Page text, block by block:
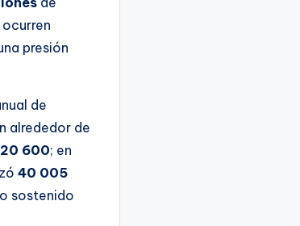
presión
de
alrededor de
20 600; en
40 005
sostenido